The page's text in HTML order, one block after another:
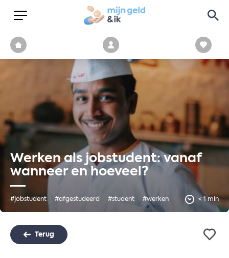
Werken als jobstudent: vanaf
wanneer en hoeveel?
#jobstudent #afgestudeerd #student #werken < 1 min
Terug